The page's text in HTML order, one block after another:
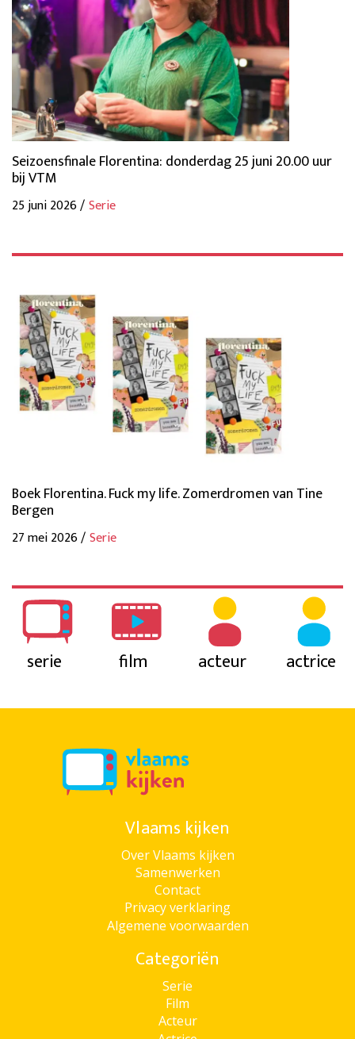
Seizoensfinale Florentina: donderdag 25 juni 20.00 uur
bij VTM
25 juni 2026 /Serie
Boek Florentina. Fuck my life. Zomerdromen van Tine
Bergen
27 mei 2026 /Serie
serie film acteur actrice
Vlaams kijken
Over Vlaams kijken
Samenwerken
Contact
Privacy verklaring
Algemene voorwaarden
Categoriën
Serie
Film
Acteur